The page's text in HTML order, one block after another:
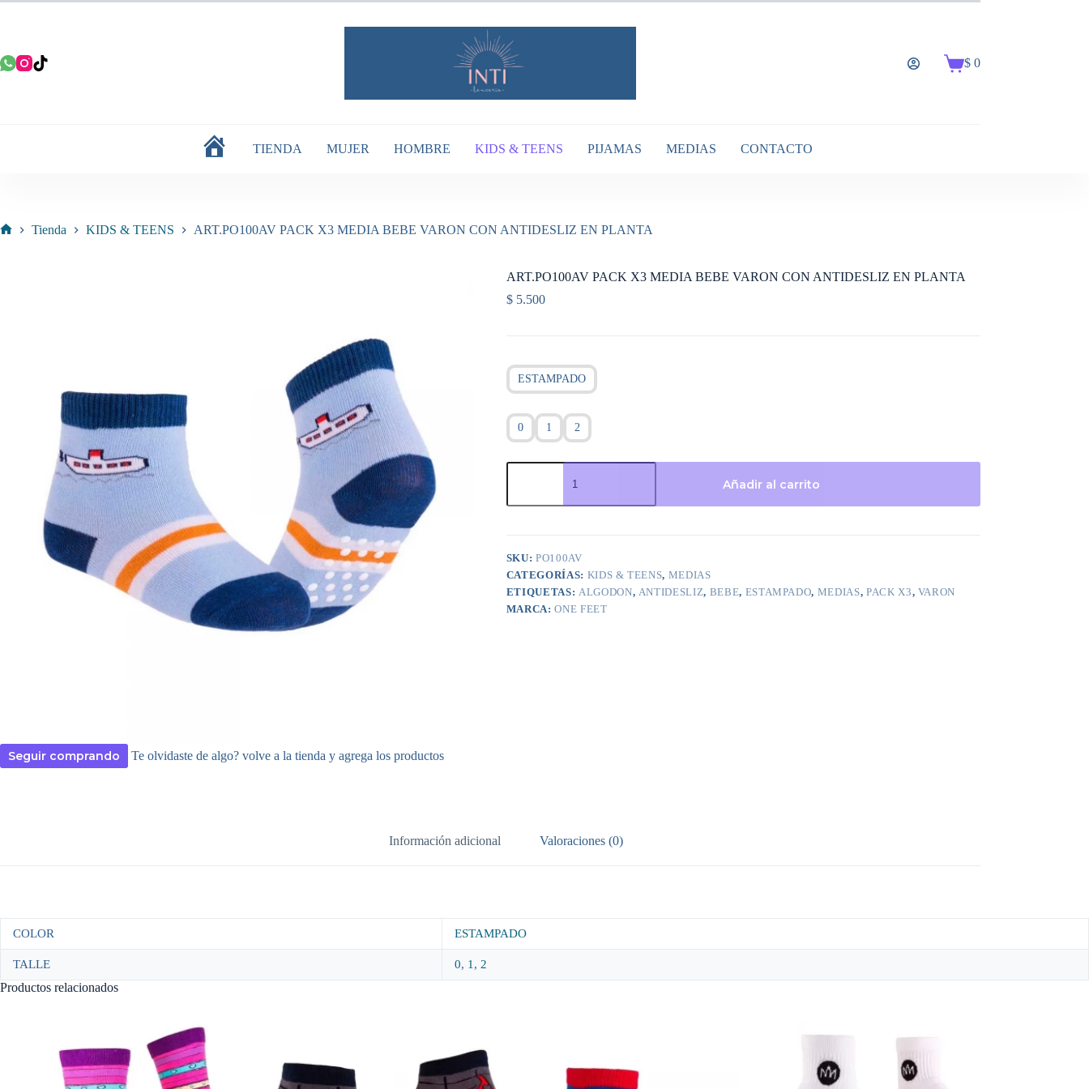
Saltar
Carro
$0
INICIO TIENDA MUJER HOMBRE KIDS & TEENS PIJAMAS MEDIAS CONTACTO
Tienda KIDS & TEENS ART.PO100AV PACK X3 MEDIA BEBE VARON CON ANTIDESLIZ EN PLANTA
ART.PO100AV PACK X3 MEDIA BEBE VARON CON ANTIDESLIZ EN PLANTA
$5.500
ESTAMPADO
0 1 2
ART.PO100AV
MEDIA
VARON
ANTIDESLIZ
EN
PLANTA
cantidad
Añadir al carrito
SKU:PO100AV
CATEGORÍAS: KIDS & TEENS, MEDIAS
ETIQUETAS: ALGODON, ANTIDESLIZ, BEBE, ESTAMPADO, MEDIAS, PACK X3, VARON
MARCA:ONE FEET
Seguir comprando Te olvidaste de algo? volve a la tienda y agrega los productos
Información adicional Valoraciones (0)
COLOR ESTAMPADO
TALLE 0, 1 , 2
Productos relacionados